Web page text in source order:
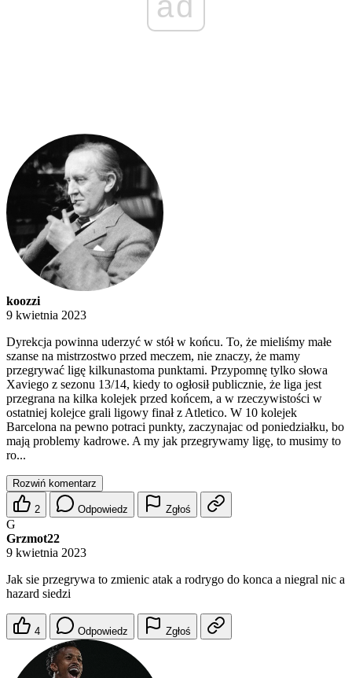
koozzi
9 kwietnia 2023
Dyrekcja powinna uderzyć w stół w końcu. To, że mieliśmy małe
szanse na mistrzostwo przed meczem, nie znaczy, że mamy
przegrywać ligę kilkunastoma punktami. Przypomnę tylko słowa
Xaviego z sezonu 13/14, kiedy to ogłosił publicznie, że liga jest
przegrana na kilka kolejek przed końcem, a w rzeczywistości w
ostatniej kolejce grali ligowy finał z Atletico. W 10 kolejek
Barcelona na pewno potraci punkty, zaczynajac od poniedziałku, bo
mają problemy kadrowe. A my jak przegrywamy ligę, to musimy to
ro...
Rozwiń komentarz
2 Odpowiedz Zgłoś
G
Grzmot22
9 kwietnia 2023
Jak sie przegrywa to zmienic atak a rodrygo do konca a niegral nic a
hazard siedzi
4 Odpowiedz Zgłoś